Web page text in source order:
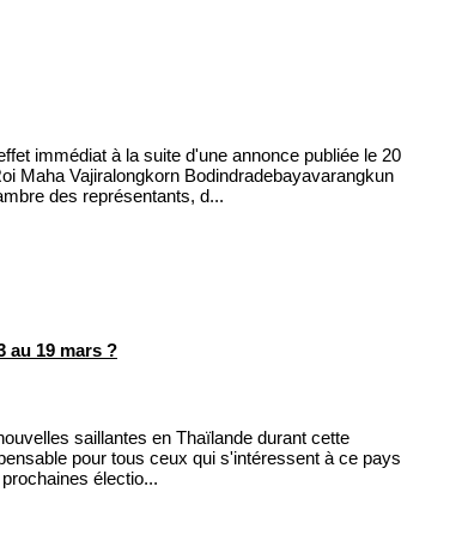
immédiat à la suite d'une annonce publiée le 20
Maha Vajiralongkorn Bodindradebayavarangkun
des représentants, d...
au 19 mars ?
saillantes en Thaïlande durant cette
pour tous ceux qui s'intéressent à ce pays
électio...